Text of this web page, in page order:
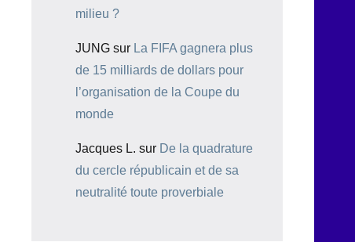
milieu ?
JUNG sur La FIFA gagnera plus
de 15 milliards de dollars pour
l’organisation de la Coupe du
monde
Jacques L. sur De la quadrature
du cercle républicain et de sa
neutralité toute proverbiale